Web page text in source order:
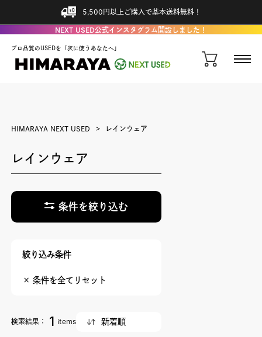
5,500円以上ご購入で基本送料無料！
NEXT USED公式インスタグラム開設しました！
プロ品質のUSEDを「次に使うあなたへ」
HIMARAYA NEXT USED レインウェア
レインウェア
条件を絞り込む
絞り込み条件
× 条件を全てリセット
検索結果： 1 items